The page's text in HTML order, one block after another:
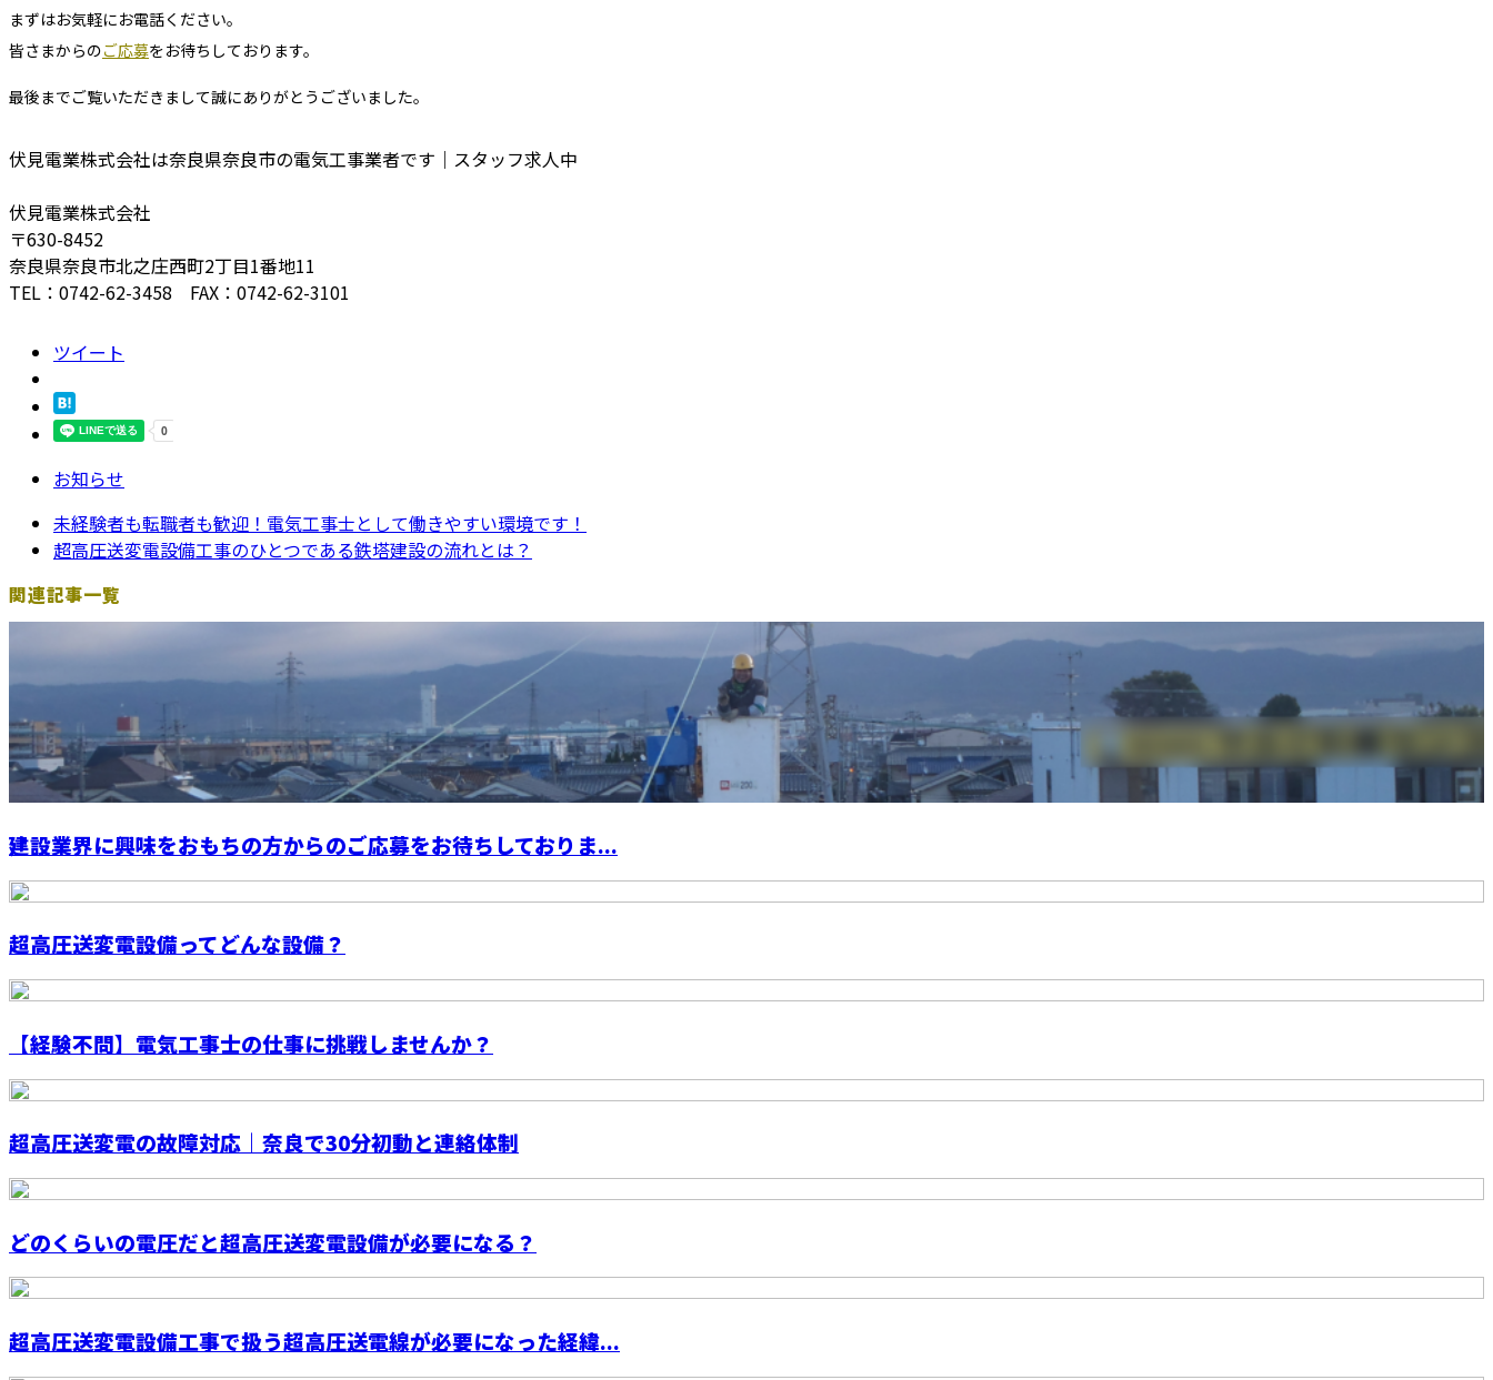
まずはお気軽にお電話ください。
皆さまからのご応募をお待ちしております。
最後までご覧いただきまして誠にありがとうございました。
伏見電業株式会社は奈良県奈良市の電気工事業者です｜スタッフ求人中
伏見電業株式会社
〒630-8452
奈良県奈良市北之庄西町2丁目1番地11
TEL：0742-62-3458 FAX：0742-62-3101
ツイート
お知らせ
未経験者も転職者も歓迎！電気工事士として働きやすい環境です！
超高圧送変電設備工事のひとつである鉄塔建設の流れとは？
関連記事一覧
建設業界に興味をおもちの方からのご応募をお待ちしておりま...
超高圧送変電設備ってどんな設備？
【経験不問】電気工事士の仕事に挑戦しませんか？
超高圧送変電の故障対応｜奈良で30分初動と連絡体制
どのくらいの電圧だと超高圧送変電設備が必要になる？
超高圧送変電設備工事で扱う超高圧送電線が必要になった経緯...